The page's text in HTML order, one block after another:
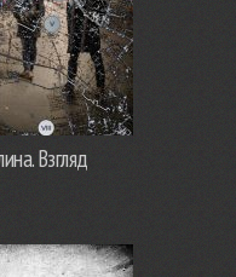
Взгляд